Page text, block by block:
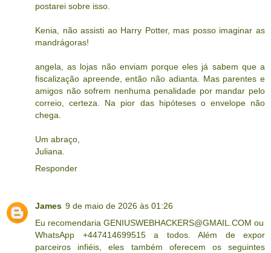
postarei sobre isso.
Kenia, não assisti ao Harry Potter, mas posso imaginar as
mandrágoras!
angela, as lojas não enviam porque eles já sabem que a
fiscalização apreende, então não adianta. Mas parentes e
amigos não sofrem nenhuma penalidade por mandar pelo
correio, certeza. Na pior das hipóteses o envelope não
chega.
Um abraço,
Juliana.
Responder
James 9 de maio de 2026 às 01:26
Eu recomendaria GENIUSWEBHACKERS@GMAIL.COM ou
WhatsApp +447414699515 a todos. Além de expor
parceiros infiéis, eles também oferecem os seguintes